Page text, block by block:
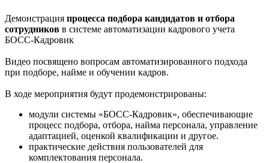
Демонстрация процесса подбора кандидатов и отбора
сотрудников в системе автоматизации кадрового учета
БОСС-Кадровик
Видео посвящено вопросам автоматизированного подхода
при подборе, найме и обучении кадров.
В ходе мероприятия будут продемонстрированы:
модули системы «БОСС-Кадровик», обеспечивающие
процесс подбора, отбора, найма персонала, управление
адаптацией, оценкой квалификации и другое.
практические действия пользователей для
комплектования персонала.